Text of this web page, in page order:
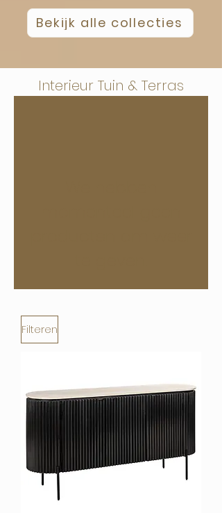
Bekijk alle collecties
Interieur Tuin & Terras
Filteren